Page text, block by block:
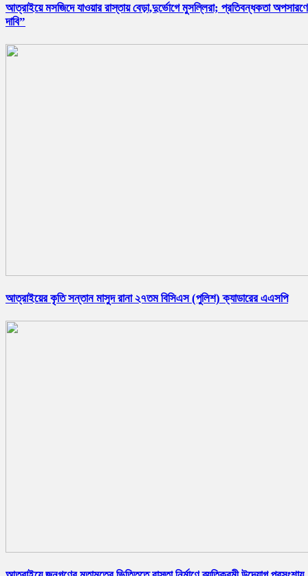
আত্রাইয়ে মসজিদে যাওয়ার রাস্তায় বেড়া,দুর্ভোগে মুসল্লিরা; প্রতিবন্ধকতা
দাবি”
আত্রাইয়ের কৃতি সন্তান মাসুদ রানা ২৭তম বিসিএস (পুলিশ) ক্যাডারের এএসপি